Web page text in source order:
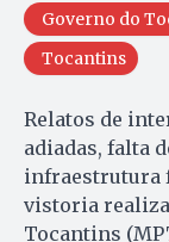
Governo do
Tocantins
Relatos de
adiadas, falta
infraestrutura
vistoria
Tocantins